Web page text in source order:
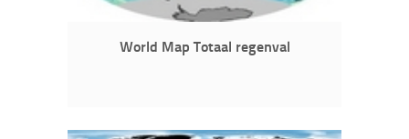
World Map Totaal regenval